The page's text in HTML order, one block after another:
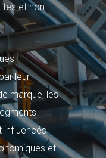
et non
leur
marque, les
influencés
et